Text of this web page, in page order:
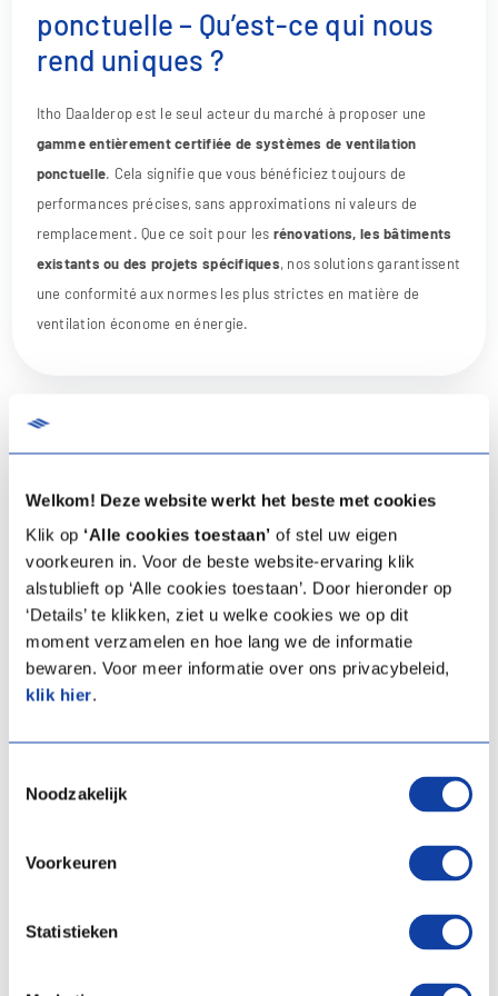
Welkom! Deze website werkt het beste met cookies
Klik op ‘Alle cookies toestaan’ of stel uw eigen
voorkeuren in. Voor de beste website-ervaring klik
alstublieft op ‘Alle cookies toestaan’. Door hieronder op
‘Details’ te klikken, ziet u welke cookies we op dit
moment verzamelen en hoe lang we de informatie
bewaren. Voor meer informatie over ons privacybeleid,
klik hier.
Noodzakelijk
Voorkeuren
Statistieken
ponctuelle – Qu’est-ce qui nous
rend uniques ?
Itho Daalderop est le seul acteur du marché à proposer une
gamme entièrement certifiée de systèmes de ventilation
ponctuelle. Cela signifie que vous bénéficiez toujours de
performances précises, sans approximations ni valeurs de
remplacement. Que ce soit pour les rénovations, les bâtiments
existants ou des projets spécifiques, nos solutions garantissent
une conformité aux normes les plus strictes en matière de
ventilation économe en énergie.
Une ventilation intelligente qui
fonctionne pour vous en continu
watt par heure. En cas d’humidité élevée, ils passent